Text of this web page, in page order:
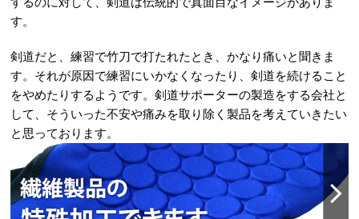
す。
剣道だと、練習で竹刀で打たれたとき、かなり痛いと聞きま
す。それが原因で練習にいかなくなったり、剣道を続けること
をやめたりするようです。剣道サポーターの製造をする会社と
して、そういった不安や痛みを取り除く製品を考えていきたい
と思っております。